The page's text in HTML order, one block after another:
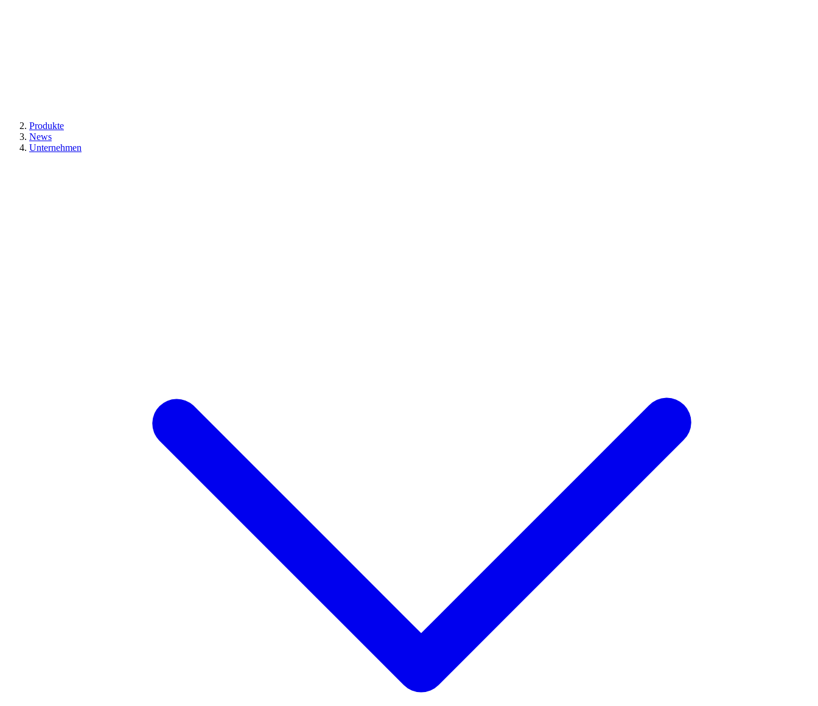
Produkte
News
Unternehmen